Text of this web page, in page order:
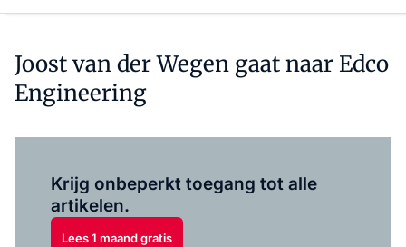
Joost van der Wegen gaat naar Edco
Engineering
Krijg onbeperkt toegang tot alle
artikelen.
Lees 1 maand gratis